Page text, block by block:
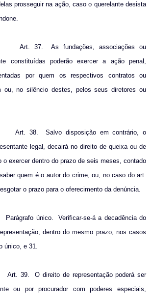
prosseguir na ação, caso o querelante desista
Art. 37.
As fundações, associações ou
constituídas poderão exercer a ação penal,
por quem os respectivos contratos ou
ou, no silêncio destes, pelos seus diretores ou
Art. 38.
Salvo disposição em contrário, o
legal, decairá no direito de queixa ou de
o exercer dentro do prazo de seis meses, contado
quem é o autor do crime, ou, no caso do art.
o prazo para o oferecimento da denúncia.
Parágrafo único.
Verificar-se-á a decadência do
dentro do mesmo prazo, nos casos
único, e 31.
Art. 39.
O direito de representação poderá ser
ou por procurador com poderes especiais,